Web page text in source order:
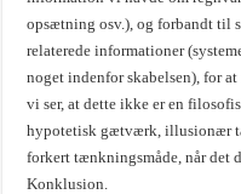
opsætning osv.), og forbandt til
relaterede informationer
noget indenfor skabelsen), for
vi ser, at dette ikke er en
hypotetisk gætværk, illusionær
forkert tænkningsmåde, når det
Konklusion.